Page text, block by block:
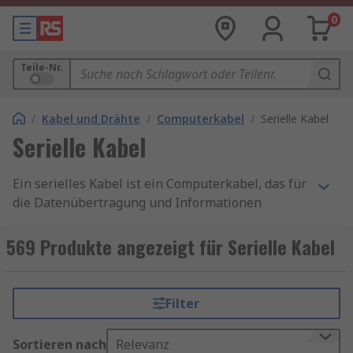
0
Teile-Nr.
/ Kabel und Drähte / Computerkabel / Serielle Kabel
Serielle Kabel
Ein serielles Kabel ist ein Computerkabel, das für
die Datenübertragung und Informationen
erreichen dies über serielle
Kommunikationsprotokolle (Daten werden
verwenden meistens die RS-232-
Schnittstellenspezifikationen (empfohlener
569 Produkte angezeigt für Serielle Kabel
Filter
Sortieren nach Relevanz